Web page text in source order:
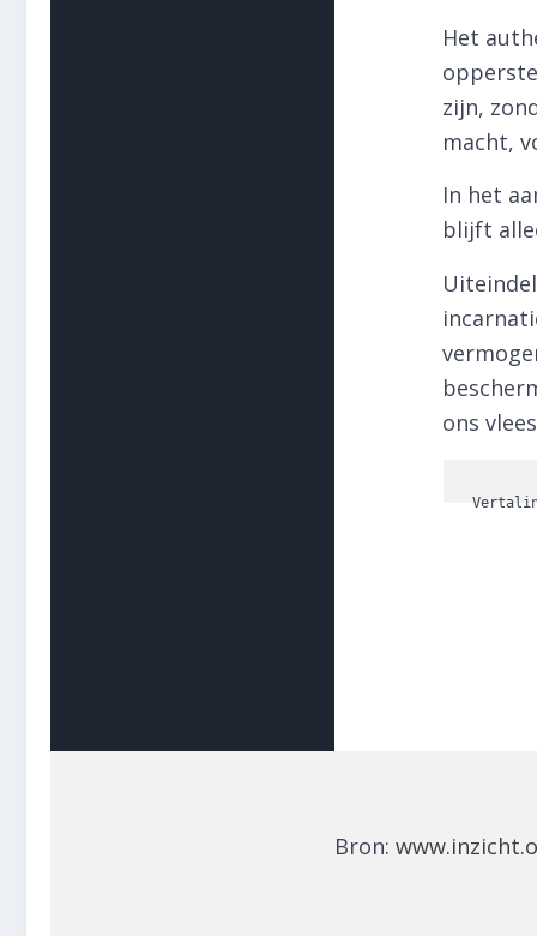
Het
zijn,
macht,
In het
blijft
ons
Bron: